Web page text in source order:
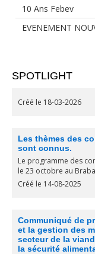
10 Ans Febev
EVENEMENT
SPOTLIGHT
Créé le 18-03-2026
Les thèmes des
sont connus.
Le programme des
le 23 octobre au
Créé le 14-08-2025
Communiqué de
et la gestion des
secteur de la
la sécurité